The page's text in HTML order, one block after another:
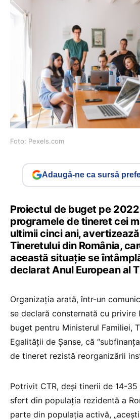
Foto: Pexels.com
Adaugă-ne ca sursă
Proiectul de buget pe
programele de tineret cei
ultimii cinci ani,
Tineretului din România,
această situație se
declarat Anul European al
Organizația arată, într-un
se declară consternată cu privire
buget pentru Ministerul Familiei,
Egalității de Șanse, că
de tineret rezistă reorganizării
Potrivit CTR, deși tinerii de 14-
sfert din populația rezidentă a
parte din populația activă,